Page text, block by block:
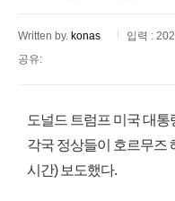
Written by. konas
입력 :
공유:
도널드 트럼프 미국 대
각국 정상들이 호르무즈
시간) 보도했다.